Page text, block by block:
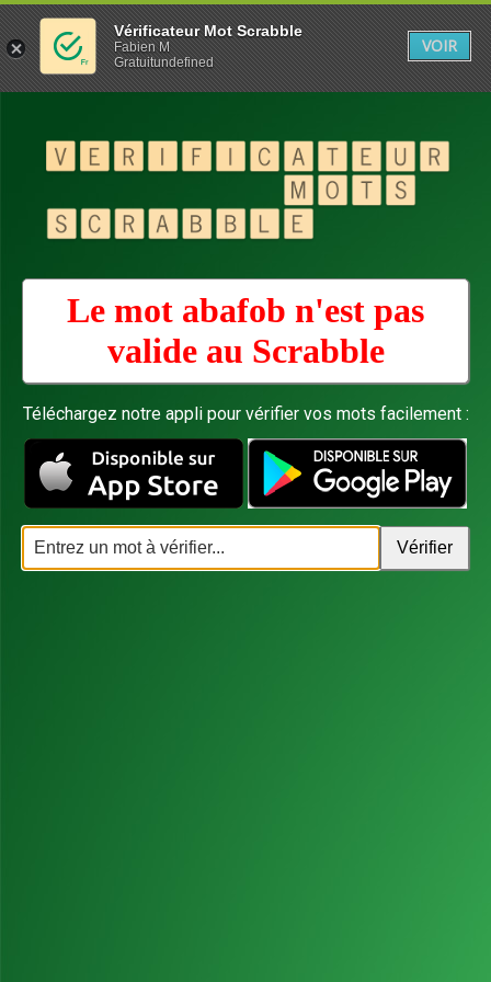
Le mot abafob n'est pas
valide au Scrabble
Téléchargez notre appli pour vérifier vos mots facilement :
Vérificateur Mot Scrabble
Fabien M
Gratuitundefined
VOIR